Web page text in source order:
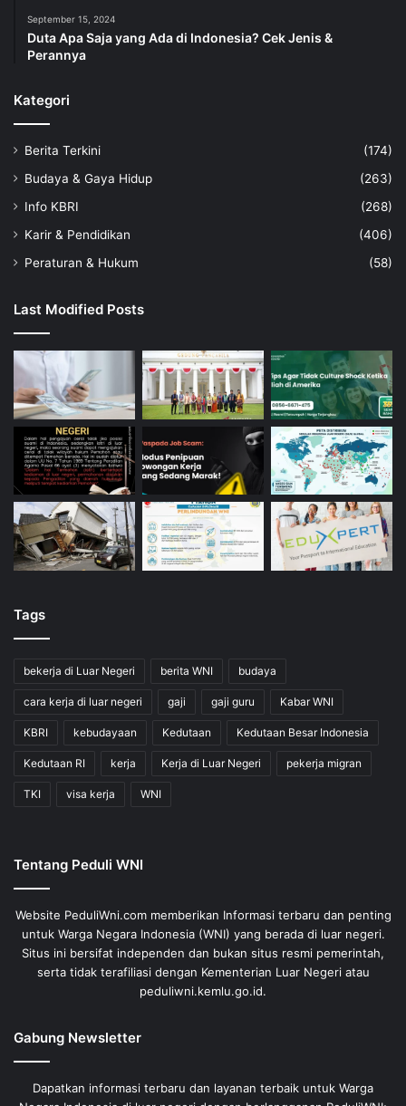
September 15, 2024
Duta Apa Saja yang Ada di Indonesia? Cek Jenis &
Perannya
Kategori
Berita Terkini
(174)
Budaya & Gaya Hidup
(263)
Info KBRI
(268)
Karir & Pendidikan
(406)
Peraturan & Hukum
(58)
Last Modified Posts
Tags
bekerja di Luar Negeri berita WNI budaya
cara kerja di luar negeri gaji gaji guru Kabar WNI
KBRI kebudayaan Kedutaan Kedutaan Besar Indonesia
Kedutaan RI kerja Kerja di Luar Negeri pekerja migran
TKI visa kerja WNI
Tentang Peduli WNI
Website PeduliWni.com memberikan Informasi terbaru dan penting
untuk Warga Negara Indonesia (WNI) yang berada di luar negeri.
Situs ini bersifat independen dan bukan situs resmi pemerintah,
serta tidak terafiliasi dengan Kementerian Luar Negeri atau
peduliwni.kemlu.go.id.
Gabung Newsletter
Dapatkan informasi terbaru dan layanan terbaik untuk Warga